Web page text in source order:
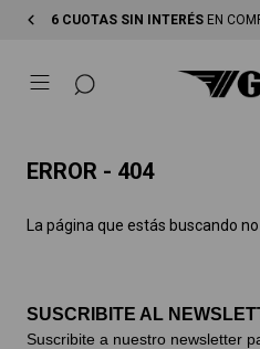
6 CUOTAS SIN INTERÉS EN
ERROR - 404
La página que estás buscando no
SUSCRIBITE AL
Suscribite a nuestro newsletter